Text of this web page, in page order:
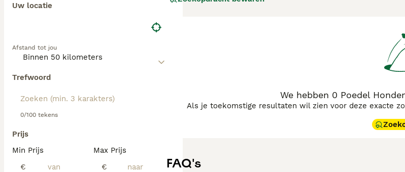
Uw locatie
Afstand tot jou
Trefwoord
0/100 tekens
Prijs
Min Prijs
€
Max Prijs
€
We hebben 0 Poedel
Als je toekomstige resultaten wil zien voor deze exacte
FAQ's